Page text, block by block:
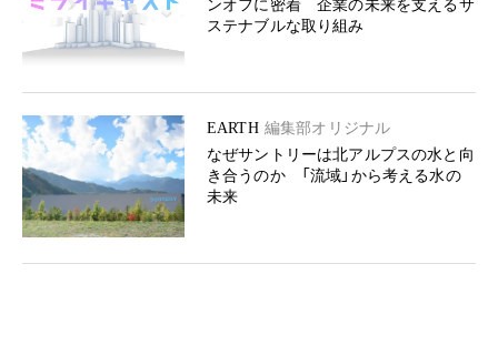
ンオフに密着 企業の未来を支えるサ
ステナブルな取り組み
EARTH 編集部オリジナル
なぜサントリーは北アルプスの水と向
き合うのか 「流域」から考える水の
未来